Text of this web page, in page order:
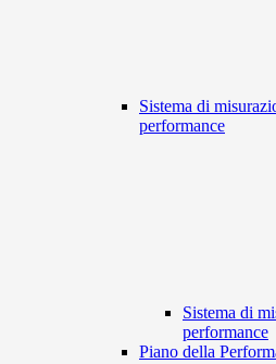
Sistema di
performance
Sistema di
performance
Piano della